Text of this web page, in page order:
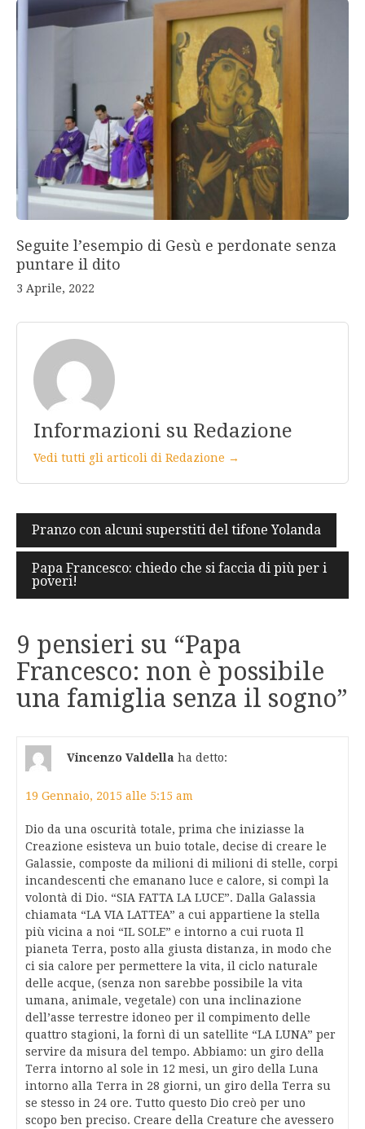
Seguite l’esempio di Gesù e perdonate senza
puntare il dito
3 Aprile, 2022
Informazioni su Redazione
Vedi tutti gli articoli di Redazione →
Navigazione
articoli
Pranzo con alcuni superstiti del tifone Yolanda
Papa Francesco: chiedo che si faccia di più per i
poveri!
9 pensieri su “Papa
Francesco: non è possibile
una famiglia senza il sogno”
Vincenzo Valdella ha detto:
19 Gennaio, 2015 alle 5:15 am
Dio da una oscurità totale, prima che iniziasse la
Creazione esisteva un buio totale, decise di creare le
Galassie, composte da milioni di milioni di stelle, corpi
incandescenti che emanano luce e calore, si compì la
volontà di Dio. “SIA FATTA LA LUCE”. Dalla Galassia
chiamata “LA VIA LATTEA” a cui appartiene la stella
più vicina a noi “IL SOLE” e intorno a cui ruota Il
pianeta Terra, posto alla giusta distanza, in modo che
ci sia calore per permettere la vita, il ciclo naturale
delle acque, (senza non sarebbe possibile la vita
umana, animale, vegetale) con una inclinazione
dell’asse terrestre idoneo per il compimento delle
quattro stagioni, la fornì di un satellite “LA LUNA” per
servire da misura del tempo. Abbiamo: un giro della
Terra intorno al sole in 12 mesi, un giro della Luna
intorno alla Terra in 28 giorni, un giro della Terra su
se stesso in 24 ore. Tutto questo Dio creò per uno
scopo ben preciso. Creare della Creature che avessero